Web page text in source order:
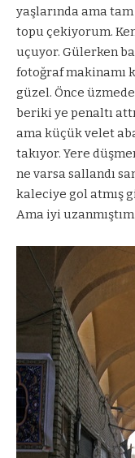
yaşlarında ama
topu çekiyorum.
uçuyor. Gülerken
fotoğraf makinamı
güzel. Önce
beriki ye penaltı
ama küçük velet
takıyor. Yere
ne varsa sallandı
kaleciye gol atmış
Ama iyi